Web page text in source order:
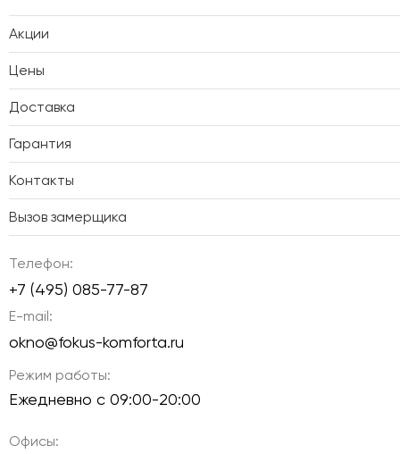
Акции
Цены
Доставка
Гарантия
Контакты
Вызов замерщика
Телефон:
+7 (495) 085-77-87
E-mail:
okno@fokus-komforta.ru
Режим работы:
Ежедневно с 09:00-20:00
Офисы: